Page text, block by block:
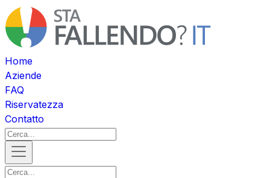
Home
Aziende
FAQ
Riservatezza
Contatto